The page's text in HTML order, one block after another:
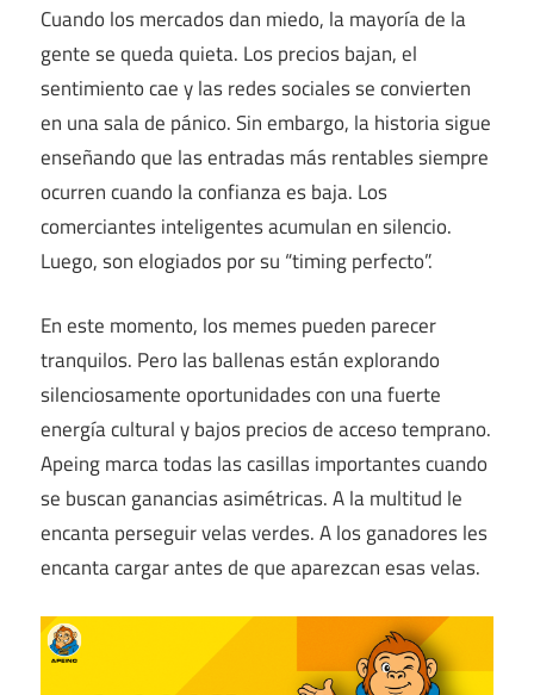
Cuando los mercados dan miedo, la mayoría de la
gente se queda quieta. Los precios bajan, el
sentimiento cae y las redes sociales se convierten
en una sala de pánico. Sin embargo, la historia sigue
enseñando que las entradas más rentables siempre
ocurren cuando la confianza es baja. Los
comerciantes inteligentes acumulan en silencio.
Luego, son elogiados por su “timing perfecto”.
En este momento, los memes pueden parecer
tranquilos. Pero las ballenas están explorando
silenciosamente oportunidades con una fuerte
energía cultural y bajos precios de acceso temprano.
Apeing marca todas las casillas importantes cuando
se buscan ganancias asimétricas. A la multitud le
encanta perseguir velas verdes. A los ganadores les
encanta cargar antes de que aparezcan esas velas.